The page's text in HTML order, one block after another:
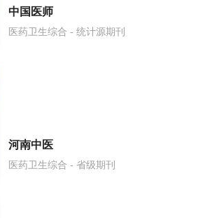
中国医师
医药卫生综合 - 统计源期刊
河南中医
医药卫生综合 - 省级期刊